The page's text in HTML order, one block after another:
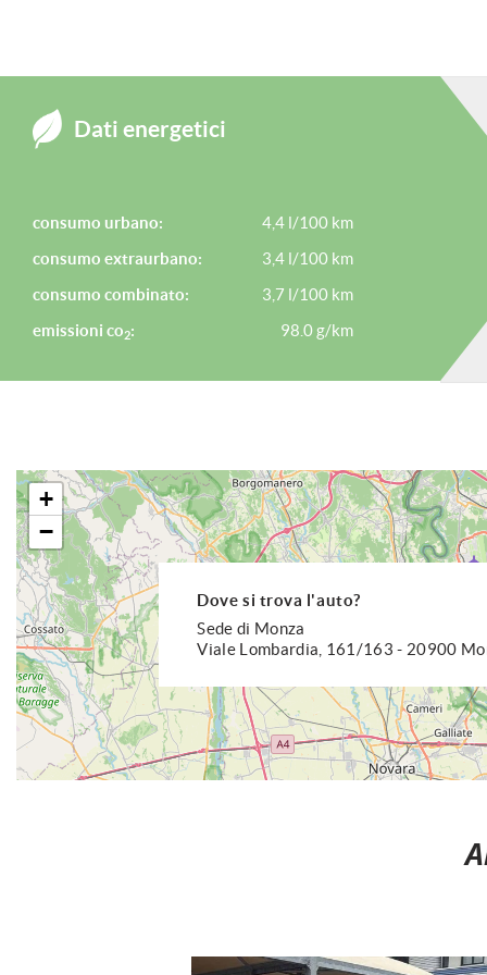
ATTENZIONE: è bene ricordare, benchè sia stata posta la
contenuti di questa presentazione al momento della
Dati energetici
consumo urbano:
4,4 l/100 km
consumo extraurbano:
3,4 l/100 km
consumo combinato:
3,7 l/100 km
emissioni co2: 98.0 g/km
Dove si trova l'auto?
Sede di Monza
Viale Lombardia, 161/163 - 20900
+
−